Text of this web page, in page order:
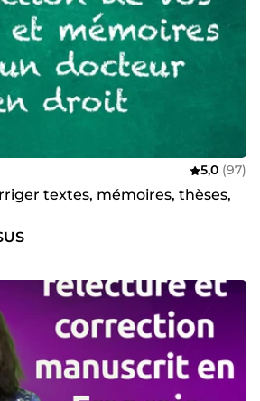
5,0 (97)
textes, mémoires, thèses,